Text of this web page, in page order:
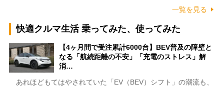
一覧を見る
快適クルマ生活 乗ってみた、使ってみた
【4ヶ月間で受注累計6000台】BEV普及の障壁と
なる「航続距離の不安」「充電のストレス」解
消…
あれほどもてはやされていた「EV（BEV）シフト」の潮流も、